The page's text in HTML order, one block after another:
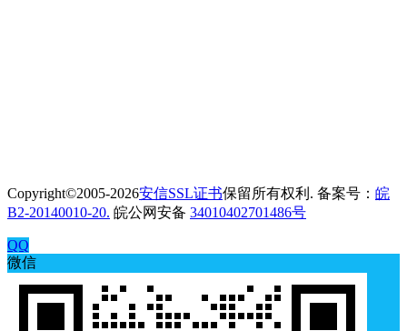
Copyright©2005-2026安信SSL证书保留所有权利. 备案号： 皖
B2-20140010-20. 皖公网安备 34010402701486号
QQ
微信